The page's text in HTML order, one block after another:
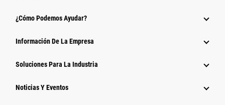
¿Cómo Podemos Ayudar?
Información De La Empresa
Soluciones Para La Industria
Noticias Y Eventos